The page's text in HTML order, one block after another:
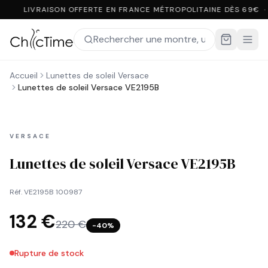
LIVRAISON OFFERTE EN FRANCE MÉTROPOLITAINE DÈS
Accueil
Lunettes de soleil Versace
Lunettes de soleil Versace VE2195B
VERSACE
Lunettes de soleil Versace VE2195B
Réf.VE2195B 100987
132 €220 € −40%
Rupture de stock